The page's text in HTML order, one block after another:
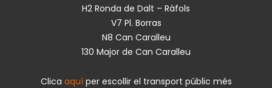
H2 Ronda de Dalt – Ràfols
V7 Pl. Borras
N8 Can Caralleu
130 Major de Can Caralleu
Clica aquí per escollir el transport públic més